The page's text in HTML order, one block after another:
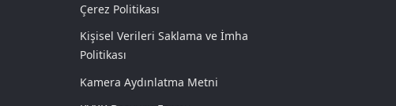
Çerez Politikası
Kişisel Verileri Saklama ve İmha
Politikası
Kamera Aydınlatma Metni